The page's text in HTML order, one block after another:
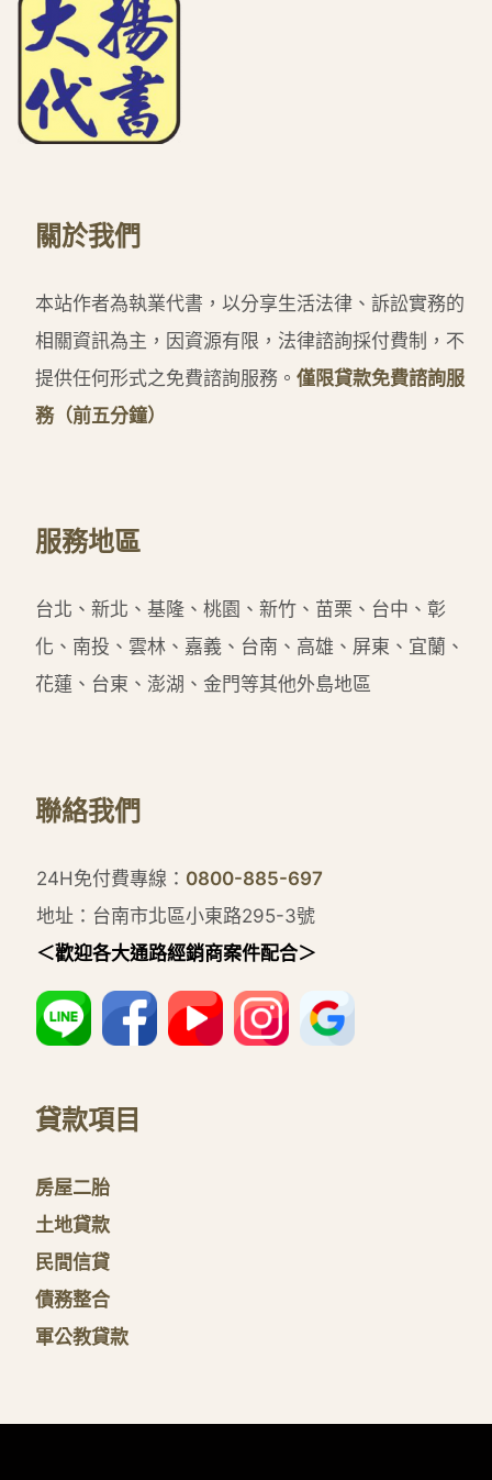
關於我們
本站作者為執業代書，以分享生活法律、訴訟實務的
相關資訊為主，因資源有限，法律諮詢採付費制，不
提供任何形式之免費諮詢服務。 僅限貸款免費諮詢服
務（前五分鐘）
服務地區
台北、新北、基隆、桃園、新竹、苗栗、台中、彰
化、南投、雲林、嘉義、台南、高雄、屏東、宜蘭、
花蓮、台東、澎湖、金門等其他外島地區
聯絡我們
24H免付費專線： 0800-885-697
地址：台南市北區小東路295-3號
＜歡迎各大通路經銷商案件配合＞
貸款項目
房屋二胎
土地貸款
民間信貸
債務整合
軍公教貸款